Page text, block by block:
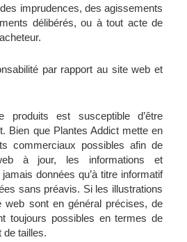
imprudences, des agissements
délibérés, ou à tout acte de
par rapport au site web et
produits est susceptible d’être
Bien que Plantes Addict mette en
commerciaux possibles afin de
à jour, les informations et
données qu’à titre informatif
sans préavis. Si les illustrations
web sont en général précises, de
toujours possibles en termes de
de tailles.